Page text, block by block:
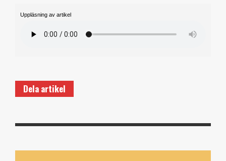
Uppläsning av artikel
Dela artikel